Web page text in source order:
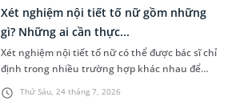
thống Xét nghiệm MEDLATEC, chỉ khi mỗi công
đoạn đều được thực hiện đúng quy trình và
kiểm soát chặt chẽ, kết quả xét nghiệm mới
thực sự có giá trị trong phát hiện bệnh, hỗ trợ
chẩn đoán và theo dõi hiệu quả điều trị.
Thứ Sáu, 24 tháng 7, 2026
Xét nghiệm nội tiết tố nữ gồm những
gì? Những ai cần thực...
Xét nghiệm nội tiết tố nữ có thể được bác sĩ chỉ
định trong nhiều trường hợp khác nhau để
đánh giá về tình trạng sức khỏe của chị em, đặc
biệt là sức khỏe sinh sản. Vậy loại xét nghiệm